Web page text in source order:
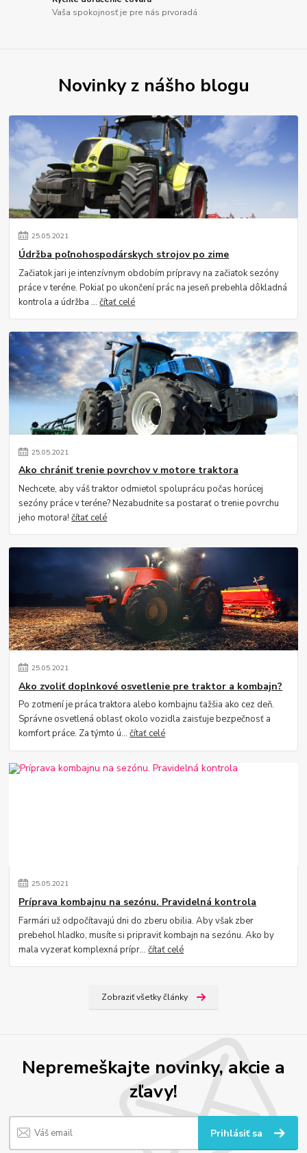
Vaša spokojnosť je pre nás prvoradá
Novinky z nášho blogu
25.05.2021
Údržba poľnohospodárskych strojov po zime
Začiatok jari je intenzívnym obdobím prípravy na začiatok sezóny
práce v teréne. Pokiaľ po ukončení prác na jeseň prebehla dôkladná
kontrola a údržba ...čítať celé
25.05.2021
Ako chrániť trenie povrchov v motore traktora
Nechcete, aby váš traktor odmietol spoluprácu počas horúcej
sezóny práce v teréne? Nezabudnite sa postarať o trenie povrchu
jeho motora!čítať celé
25.05.2021
Ako zvoliť doplnkové osvetlenie pre traktor a kombajn?
Po zotmení je práca traktora alebo kombajnu ťažšia ako cez deň.
Správne osvetlená oblasť okolo vozidla zaisťuje bezpečnosť a
komfort práce. Za týmto ú...čítať celé
25.05.2021
Príprava kombajnu na sezónu. Pravidelná kontrola
Farmári už odpočítavajú dni do zberu obilia. Aby však zber
prebehol hladko, musíte si pripraviť kombajn na sezónu. Ako by
mala vyzerať komplexná prípr...čítať celé
Zobraziť všetky články
Nepremeškajte novinky, akcie a
zľavy!
Prihlásiť sa